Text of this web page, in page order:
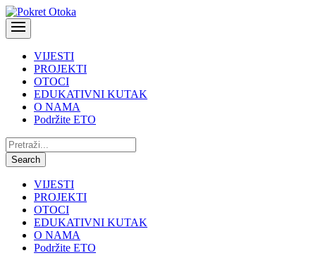
VIJESTI
PROJEKTI
OTOCI
EDUKATIVNI KUTAK
O NAMA
Podržite ETO
Pretraži:
Search
VIJESTI
PROJEKTI
OTOCI
EDUKATIVNI KUTAK
O NAMA
Podržite ETO